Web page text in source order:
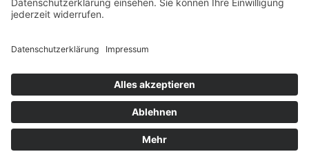
Newsletter Kontakt Datenschutz Impressum
Rechtliches Barrierefreiheit